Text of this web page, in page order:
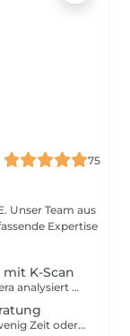
75
Expertise
K-Scan
Unsere professionelle Kérastase K-Scan Kamera analysiert Haar und Kopfhaut mit bis zu 100-facher Vergrößerung. So erkennen wir genau, was Dein Haar wirklich braucht. Buche jetzt Deine individuelle Haar- und Kopfhautanalyse und erhalte eine maßgeschneiderte Pflegeempfehlung, perfekt abgestimmt auf Deine Bedürfnisse.
Du bist Dir unsicher, was Dir steht und hast wenig Zeit oder wohnst nicht in der Nähe? Dann buche bequem Deine Online Beratung.